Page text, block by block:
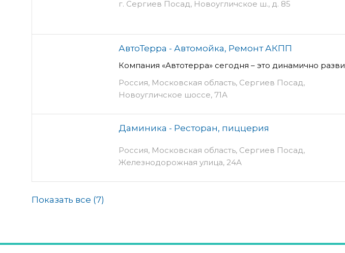
г. Сергиев Посад, Новоугличское ш., д. 85
АвтоТерра - Автомойка, Ремонт АКПП
Компания «Автотерра» сегодня – это динамично разви
Россия, Московская область, Сергиев Посад,
Новоугличское шоссе, 71А
Даминика - Ресторан, пиццерия
Россия, Московская область, Сергиев Посад,
Железнодорожная улица, 24А
Показать все (7)